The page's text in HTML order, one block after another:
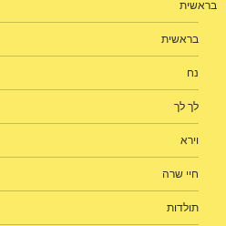
בראשית
בראשית
נח
לך לך
וירא
חיי שרה
תולדות